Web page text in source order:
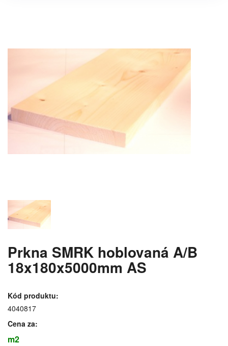
Prkna SMRK hoblovaná A/B
18x180x5000mm AS
Kód produktu:
4040817
Cena za:
m2